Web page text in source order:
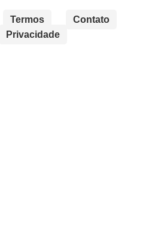
Termos
Contato
Privacidade